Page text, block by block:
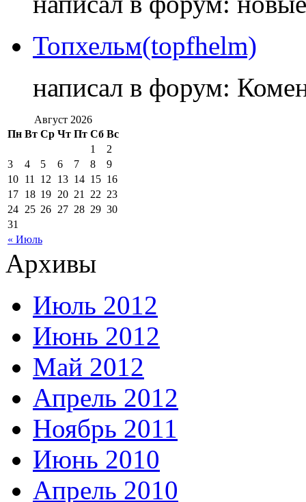
Топхельм(topfhelm)
написал в форум:
Август 2026
Пн Вт Ср Чт Пт Сб Вс
« Июль
1
2
3
4 5 6 7 8
9
10 11 12 13 14 15 16
17 18 19 20 21 22 23
24 25 26 27 28 29 30
31
Архивы
Июль 2012
Июнь 2012
Май 2012
Апрель 2012
Ноябрь 2011
Июнь 2010
Апрель 2010